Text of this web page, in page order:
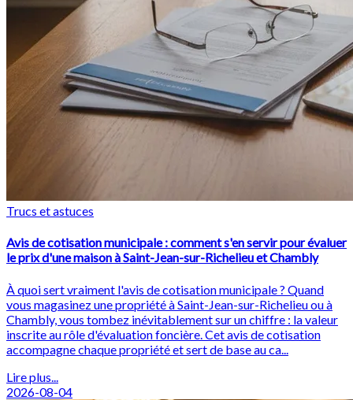
Trucs et astuces
Avis de cotisation municipale : comment s'en servir pour évaluer
le prix d'une maison à Saint-Jean-sur-Richelieu et Chambly
À quoi sert vraiment l'avis de cotisation municipale ? Quand
vous magasinez une propriété à Saint-Jean-sur-Richelieu ou à
Chambly, vous tombez inévitablement sur un chiffre : la valeur
inscrite au rôle d'évaluation foncière. Cet avis de cotisation
accompagne chaque propriété et sert de base au ca...
Lire plus...
2026-08-04